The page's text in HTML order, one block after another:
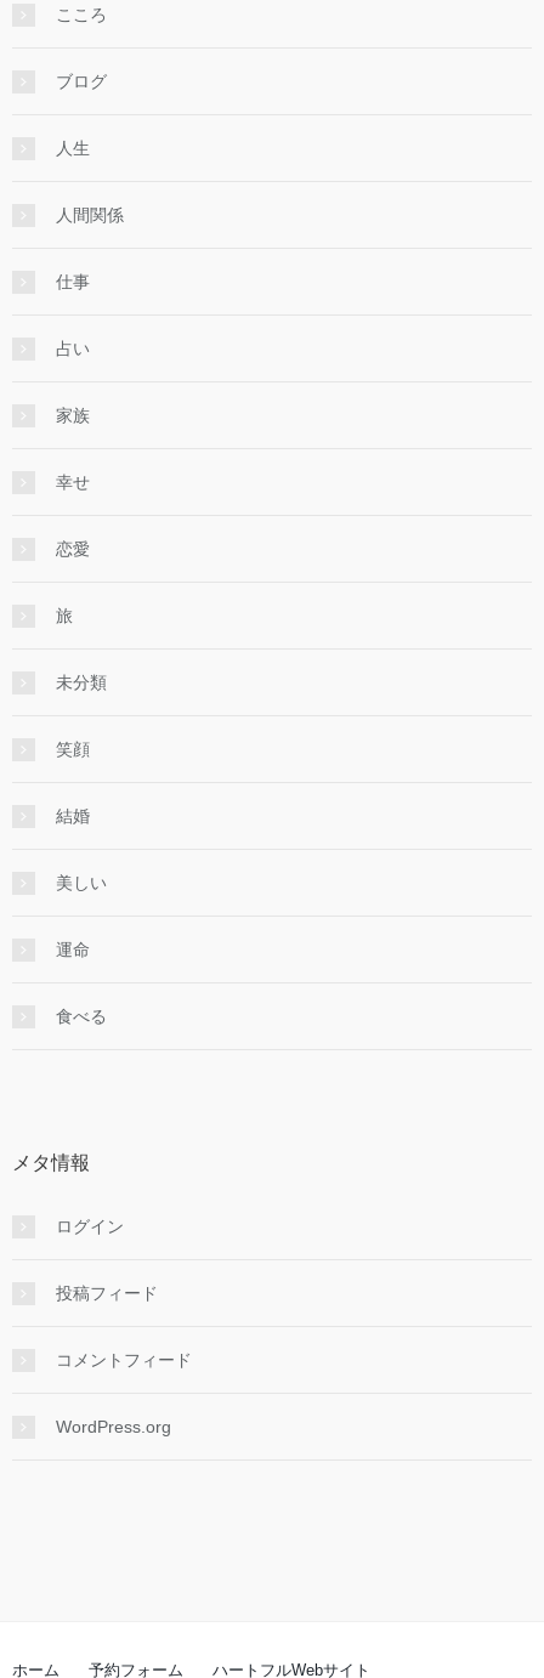
こころ
ブログ
人生
人間関係
仕事
占い
家族
幸せ
恋愛
旅
未分類
笑顔
結婚
美しい
運命
食べる
メタ情報
ログイン
投稿フィード
コメントフィード
WordPress.org
ホーム 予約フォーム ハートフルWebサイト